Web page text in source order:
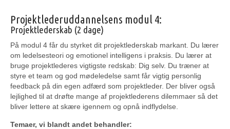
Projektlederuddannelsens modul 4:
Projektlederskab (2 dage)
På modul 4 får du styrket dit projektlederskab markant. Du lærer
om ledelsesteori og emotionel intelligens i praksis. Du lærer at
bruge projektlederes vigtigste redskab: Dig selv. Du træner at
styre et team og god mødeledelse samt får vigtig personlig
feedback på din egen adfærd som projektleder. Der bliver også
lejlighed til at drøfte mange af projektlederens dilemmaer så det
bliver lettere at skære igennem og opnå indflydelse.
Temaer, vi blandt andet behandler: